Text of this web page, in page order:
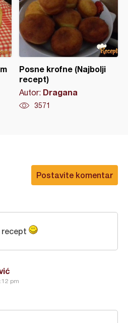
Posne krofne (Najbolji
recept)
Autor: Dragana
3571
Postavite komentar
pm
recept